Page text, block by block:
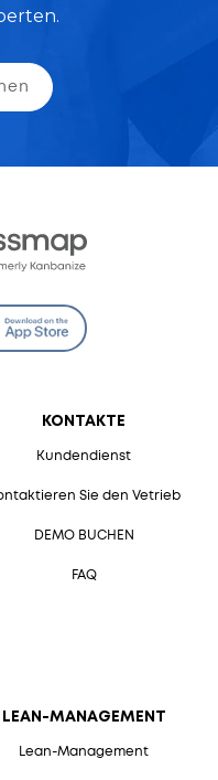
LEAN-MANAGEMENT
Lean-Management
KONTAKTE
Kundendienst
Sie den Vetrieb
DEMO BUCHEN
FAQ